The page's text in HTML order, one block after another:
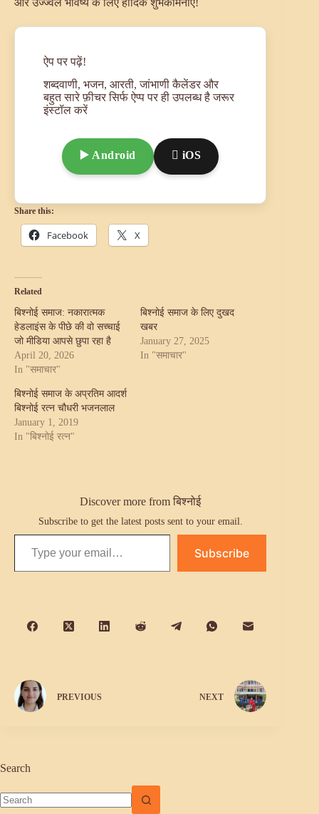
ऐप पर पढ़ें!
शब्दवाणी, भजन, आरती, जांभाणी कैलेंडर और
बहुत सारे फ़ीचर सिर्फ ऐप्प पर ही उपलब्ध है जरूर
इंस्टॉल करें
▶️ Android  iOS
Share this:
Facebook X
Related
बिश्नोई समाज: नकारात्मक
हेडलाइंस के पीछे की वो सच्चाई
जो मीडिया आपसे छुपा रहा है
April 20, 2026
In "समाचार"
बिश्नोई समाज के लिए दुखद
खबर
January 27, 2025
In "समाचार"
बिश्नोई समाज के अप्रतिम आदर्श
बिश्नोई रत्न चौधरी भजनलाल
January 1, 2019
In "बिश्नोई रत्न"
Discover more from बिश्नोई
Subscribe to get the latest posts sent to your email.
Type your email…
Subscribe
PREVIOUS NEXT
Search